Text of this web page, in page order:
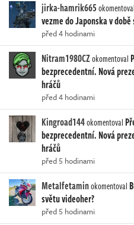
jirka-hamrik665okomentoval
vezme do Japonska v
před 4 hodinami
Nitram1980CZokomentoval
bezprecedentní. Nová
hráčů
před 4 hodinami
Kingroad144okomentoval
bezprecedentní. Nová
hráčů
před 5 hodinami
Metalfetaminokomentoval
světu videoher?
před 5 hodinami